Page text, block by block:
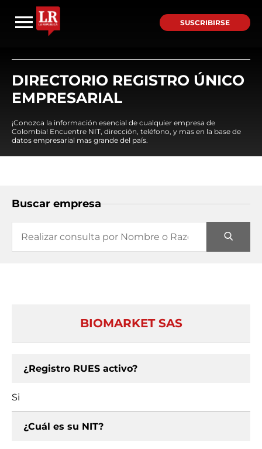
SUSCRIBIRSE
DIRECTORIO REGISTRO ÚNICO
EMPRESARIAL
¡Conozca la información esencial de cualquier empresa de
Colombia! Encuentre NIT, dirección, teléfono, y mas en la base de
datos empresarial mas grande del país.
Buscar empresa
BIOMARKET SAS
¿Registro RUES activo?
Si
¿Cuál es su NIT?